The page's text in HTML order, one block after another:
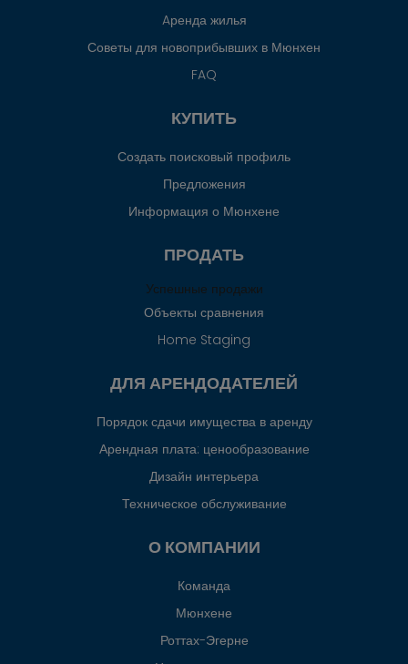
Aренда жилья
Советы для новоприбывших в Мюнхен
FAQ
КУПИТЬ
Создать поисковый профиль
Предложения
Информация о Мюнхене
ПРОДАТЬ
Успешные продажи
Объекты сравнения
Home Staging
ДЛЯ АРЕНДОДАТЕЛЕЙ
Порядок сдачи имущества в аренду
Арендная плата: ценообразование
Дизайн интерьера
Техническое обслуживание
О КОМПАНИИ
Команда
Мюнхене
Роттах-Эгерне